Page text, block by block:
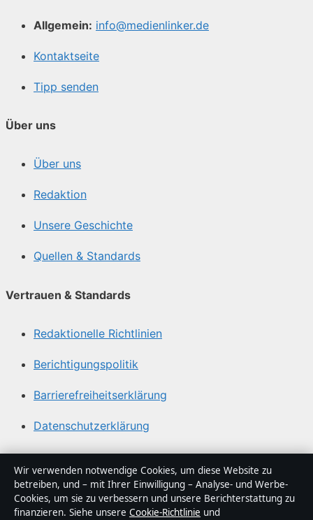
Allgemein: info@medienlinker.de
Kontaktseite
Tipp senden
Über uns
Über uns
Redaktion
Unsere Geschichte
Quellen & Standards
Vertrauen & Standards
Redaktionelle Richtlinien
Berichtigungspolitik
Barrierefreiheitserklärung
Datenschutzerklärung
Über Medienlinker in Kürze
Medienlinker ist ein unabhängiger digitaler
Nachrichtenanbieter mit Fokus auf Politik, Wirtschaft,
Wir verwenden notwendige Cookies, um diese Website zu
betreiben, und – mit Ihrer Einwilligung – Analyse- und Werbe-
Cookies, um sie zu verbessern und unsere Berichterstattung zu
finanzieren. Siehe unsere Cookie-Richtlinie und